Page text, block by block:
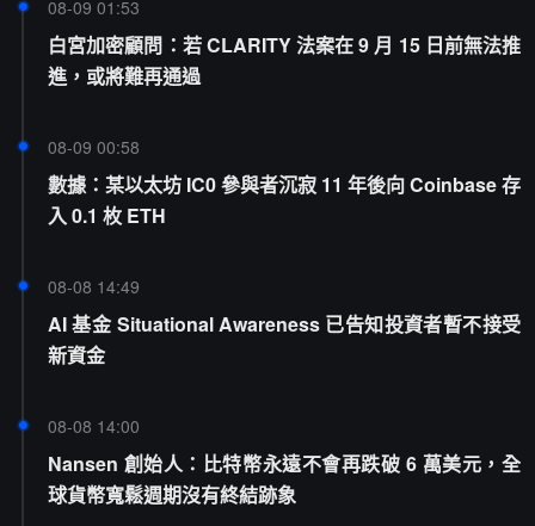
08-09 01:53
白宮加密顧問：若 CLARITY 法案在 9 月 15 日前無法推
進，或將難再通過
08-09 00:58
數據：某以太坊 IC0 參與者沉寂 11 年後向 Coinbase 存
入 0.1 枚 ETH
08-08 14:49
AI 基金 Situational Awareness 已告知投資者暫不接受
新資金
08-08 14:00
Nansen 創始人：比特幣永遠不會再跌破 6 萬美元，全
球貨幣寬鬆週期沒有終結跡象